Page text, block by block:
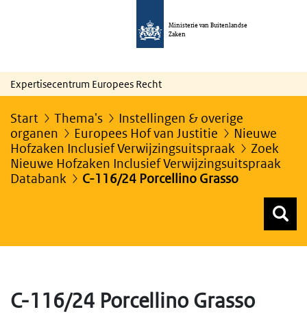
Ministerie van Buitenlandse
Zaken
Expertisecentrum Europees Recht
Start Thema's
Instellingen & overige
organen
Europees Hof van Justitie
Nieuwe
Hofzaken Inclusief Verwijzingsuitspraak
Zoek
Nieuwe Hofzaken Inclusief Verwijzingsuitspraak
Databank
C-116/24 Porcellino Grasso
C-116/24 Porcellino Grasso